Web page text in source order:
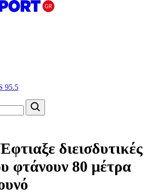
95.5
διεισδυτικές
φτάνουν 80 μέτρα